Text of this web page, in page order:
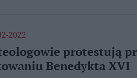
2022
protestują
Benedykta XVI